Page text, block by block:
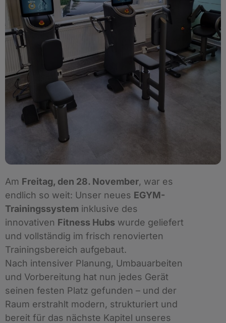
Am Freitag, den 28. November, war es
endlich so weit: Unser neues EGYM-
Trainingssystem inklusive des
innovativen Fitness Hubs wurde geliefert
und vollständig im frisch renovierten
Trainingsbereich aufgebaut.
Nach intensiver Planung, Umbauarbeiten
und Vorbereitung hat nun jedes Gerät
seinen festen Platz gefunden – und der
Raum erstrahlt modern, strukturiert und
bereit für das nächste Kapitel unseres